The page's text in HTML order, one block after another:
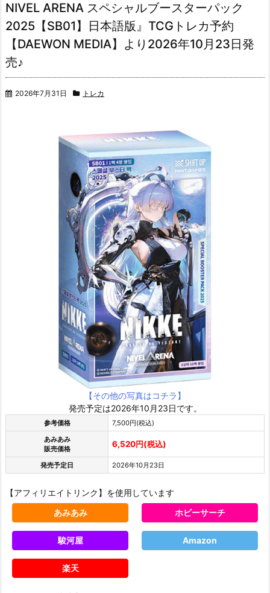
NIVEL ARENA スペシャルブースターパック
2025【SB01】日本語版』TCGトレカ予約
【DAEWON MEDIA】より2026年10月23日発
売♪
2026年7月31日 トレカ
【その他の写真はコチラ】
発売予定は2026年10月23日です。
参考価格
7,500円(税込)
あみあみ
販売価格
6,520円(税込)
発売予定日 2026年10月23日
【アフィリエイトリンク】を使用しています
あみあみ
ホビーサーチ
駿河屋 Amazon
楽天